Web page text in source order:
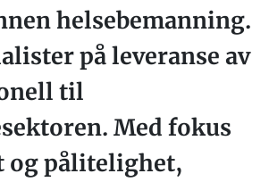
helsebemanning.
på leveranse av
til
Med fokus
og pålitelighet,